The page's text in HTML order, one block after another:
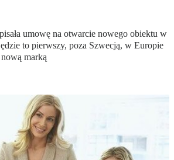
umowę na otwarcie nowego obiektu w
to pierwszy, poza Szwecją, w Europie
marką